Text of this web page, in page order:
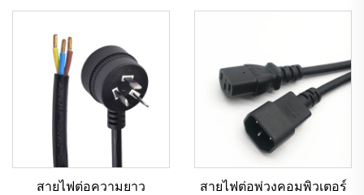
สายไฟต่อความยาว
สายไฟต่อพ่วงคอมพิวเตอร์